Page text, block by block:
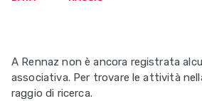
A Rennaz non è ancora registrata
associativa. Per trovare le attività
raggio di ricerca.